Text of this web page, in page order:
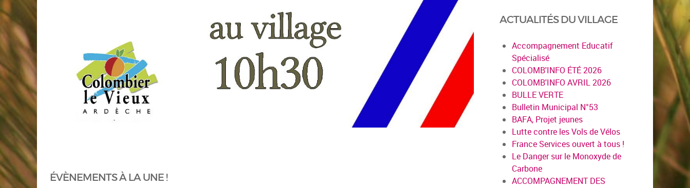
ÉVÈNEMENTS À LA UNE !
ACTUALITÉS DU VILLAGE
Accompagnement Educatif
Spécialisé
COLOMB'INFO ÉTÉ 2026
COLOMB'INFO AVRIL 2026
BULLE VERTE
Bulletin Municipal N°53
BAFA, Projet jeunes
Lutte contre les Vols de Vélos
France Services ouvert à tous !
Le Danger sur le Monoxyde de
Carbone
ACCOMPAGNEMENT DES